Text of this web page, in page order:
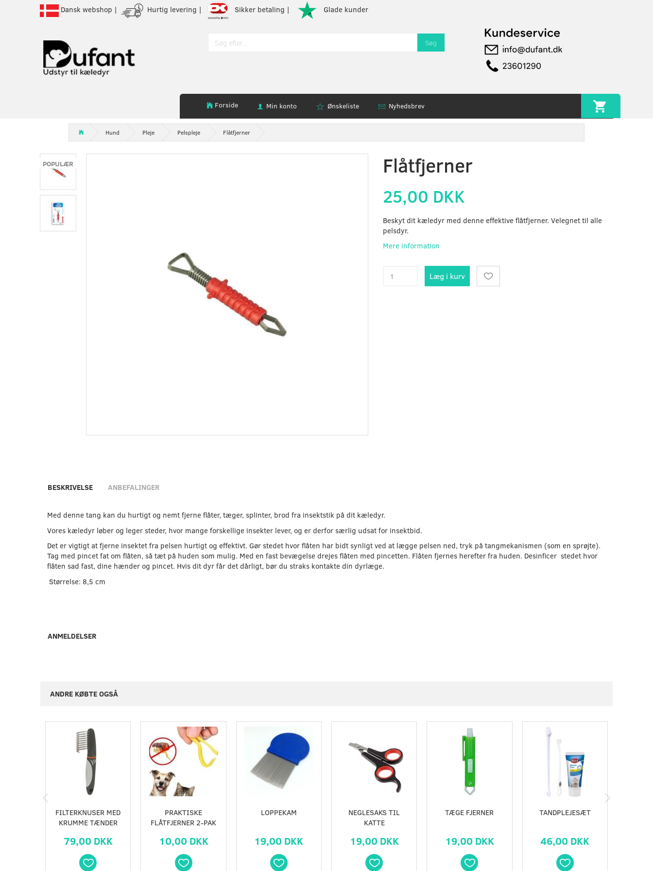
Dansk webshop | Hurtig levering | Sikker betaling | Glade kunder
Søg
Forside Min konto Ønskeliste Nyhedsbrev
Hund Pleje Pelspleje Flåtfjerner
POPULÆR Flåtfjerner
25,00 DKK
Beskyt dit kæledyr med denne effektive flåtfjerner. Velegnet til alle
pelsdyr.
Mere information
Læg i kurv
BESKRIVELSE ANBEFALINGER
Med denne tang kan du hurtigt og nemt fjerne flåter, tæger, splinter, brod fra insektstik på dit kæledyr.
Vores kæledyr løber og leger steder, hvor mange forskellige insekter lever, og er derfor særlig udsat for insektbid.
Det er vigtigt at fjerne insektet fra pelsen hurtigt og effektivt. Gør stedet hvor flåten har bidt synligt ved at lægge pelsen ned, tryk på tangmekanismen (som en sprøjte).
Tag med pincet fat om flåten, så tæt på huden som mulig. Med en fast bevægelse drejes flåten med pincetten. Flåten fjernes herefter fra huden. Desinficer stedet hvor
flåten sad fast, dine hænder og pincet. Hvis dit dyr får det dårligt, bør du straks kontakte din dyrlæge.
Størrelse: 8,5 cm
ANMELDELSER
ANDRE KØBTE OGSÅ
FILTERKNUSER MED
KRUMME TÆNDER
79,00 DKK
PRAKTISKE
FLÅTFJERNER 2-PAK
10,00 DKK
LOPPEKAM
19,00 DKK
NEGLESAKS TIL
KATTE
19,00 DKK
TÆGE FJERNER
19,00 DKK
TANDPLEJESÆT
46,00 DKK